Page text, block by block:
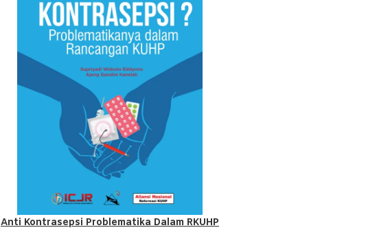
Anti Kontrasepsi Problematika Dalam RKUHP